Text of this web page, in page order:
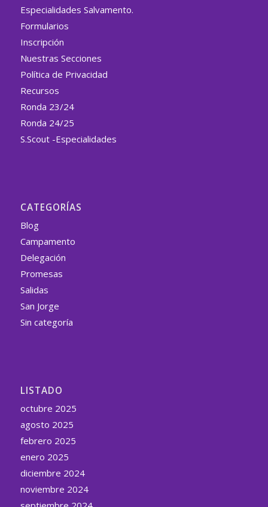
Especialidades Salvamento.
Formularios
Inscripción
Nuestras Secciones
Política de Privacidad
Recursos
Ronda 23/24
Ronda 24/25
S.Scout -Especialidades
CATEGORÍAS
Blog
Campamento
Delegación
Promesas
Salidas
San Jorge
Sin categoría
LISTADO
octubre 2025
agosto 2025
febrero 2025
enero 2025
diciembre 2024
noviembre 2024